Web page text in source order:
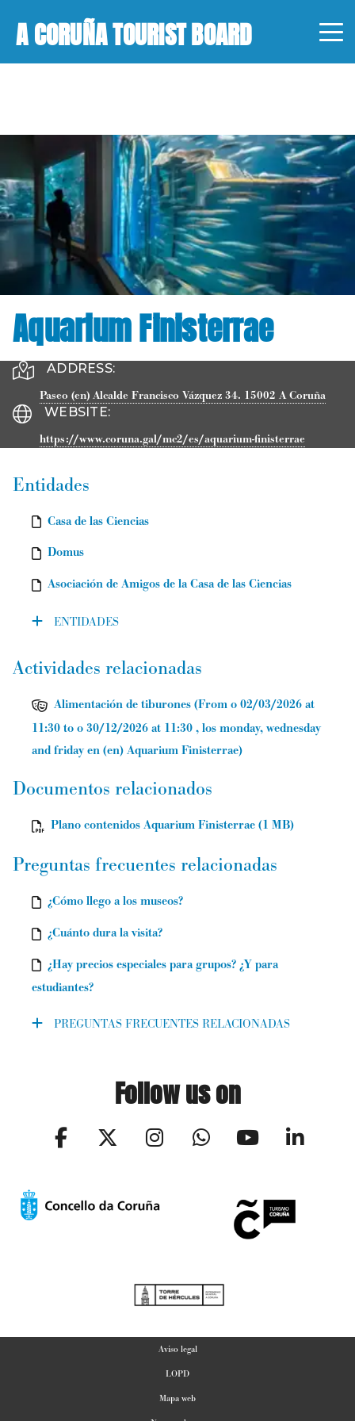
A CORUÑA TOURIST BOARD
Aquarium Finisterrae
ADDRESS:
Paseo (en) Alcalde Francisco Vázquez 34. 15002 A Coruña
WEBSITE:
https://www.coruna.gal/mc2/es/aquarium-finisterrae
Entidades
Casa de las Ciencias
Domus
Asociación de Amigos de la Casa de las Ciencias
ENTIDADES
Actividades relacionadas
Alimentación de tiburones (From o 02/03/2026 at
11:30 to o 30/12/2026 at 11:30 , los monday, wednesday
and fridayen (en) Aquarium Finisterrae)
Documentos relacionados
Plano contenidos Aquarium Finisterrae (1 MB)
Preguntas frecuentes relacionadas
¿Cómo llego a los museos?
¿Cuánto dura la visita?
¿Hay precios especiales para grupos? ¿Y para
estudiantes?
PREGUNTAS FRECUENTES RELACIONADAS
Follow us on
Aviso legal
LOPD
Mapa web